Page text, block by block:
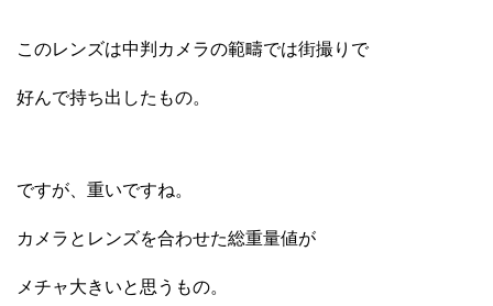
このレンズは中判カメラの範疇では街撮りで
好んで持ち出したもの。
ですが、重いですね。
カメラとレンズを合わせた総重量値が
メチャ大きいと思うもの。